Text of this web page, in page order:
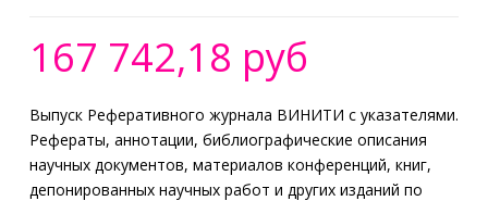
167 742,18 руб
Выпуск Реферативного журнала ВИНИТИ с указателями.
Рефераты, аннотации, библиографические описания
научных документов, материалов конференций, книг,
депонированных научных работ и других изданий по